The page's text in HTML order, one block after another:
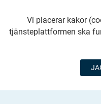
Vi placerar kakor
tjänsteplattformen ska